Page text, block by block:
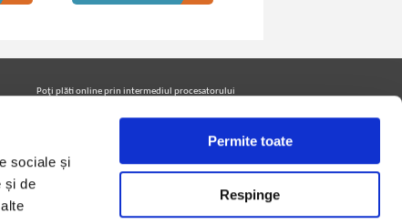
sociale și
și de
Permite toate
Respinge
Poţi plăti online prin intermediul procesatorului
Urmăreşte-ne pe facebook pentru a fi la curent cu